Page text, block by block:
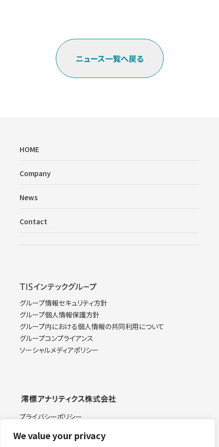
We value your privacy
ニュース一覧へ戻る
HOME
Company
News
Contact
グループ情報セキュリティ方針
グループ個人情報保護方針
グループ内における個人情報の共同利用について
グループコンプライアンス
ソーシャルメディアポリシー
プライバシーポリシー
特定個人情報取り扱い方針